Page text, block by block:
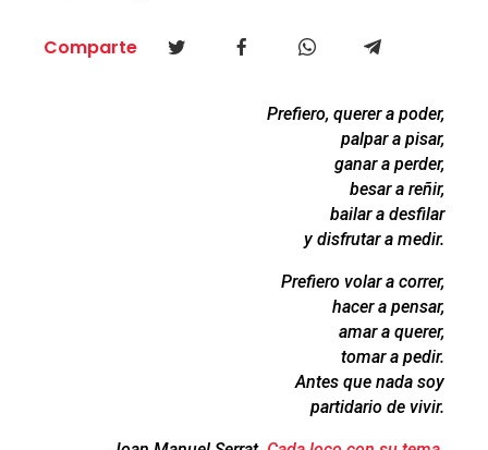
Comparte
Prefiero, querer a poder,
palpar a pisar,
ganar a perder,
besar a reñir,
bailar a desfilar
y disfrutar a medir.
Prefiero volar a correr,
hacer a pensar,
amar a querer,
tomar a pedir.
Antes que nada soy
partidario de vivir.